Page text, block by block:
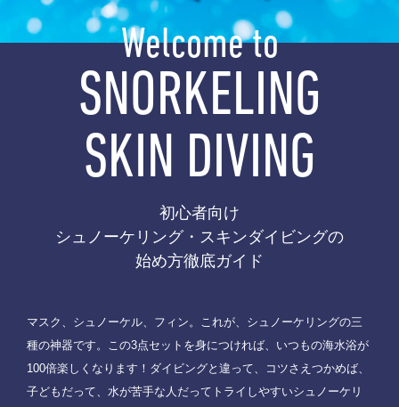
Welcome to
SNORKELING
SKIN DIVING
初心者向け
シュノーケリング・スキンダイビングの
始め方徹底ガイド
マスク、シュノーケル、フィン。これが、シュノーケリングの三
種の神器です。この3点セットを身につければ、いつもの海水浴が
100倍楽しくなります！ダイビングと違って、コツさえつかめば、
子どもだって、水が苦手な人だってトライしやすいシュノーケリ